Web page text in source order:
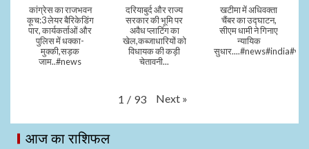
कांग्रेस का राजभवन
कूच:3 लेयर बैरिकेडिंग
पार, कार्यकर्ताओं और
पुलिस में धक्का-
मुक्की,सड़क
जाम..#news
दरियाबुर्द और राज्य
सरकार की भूमि पर
अवैध प्लाटिंग का
खेल,कब्जाधारियों को
विधायक की कड़ी
चेतावनी...
खटीमा में अधिवक्ता
चैंबर का उद्घाटन,
सीएम धामी ने गिनाए
न्यायिक
1 / 93 Next »
आज का राशिफल